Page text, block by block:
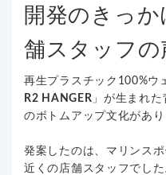
開発のきっ
舗スタッフの
再生プラスチック100%ウ
R2 HANGER 」が生まれ
のボトムアップ文化があり
発案したのは、マリンス
近くの店舗スタッフでし